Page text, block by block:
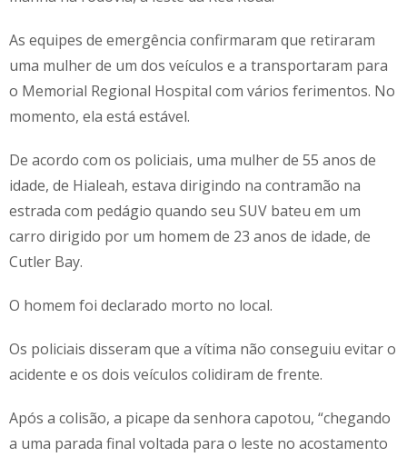
As equipes de emergência confirmaram que retiraram
uma mulher de um dos veículos e a transportaram para
o Memorial Regional Hospital com vários ferimentos. No
momento, ela está estável.
De acordo com os policiais, uma mulher de 55 anos de
idade, de Hialeah, estava dirigindo na contramão na
estrada com pedágio quando seu SUV bateu em um
carro dirigido por um homem de 23 anos de idade, de
Cutler Bay.
O homem foi declarado morto no local.
Os policiais disseram que a vítima não conseguiu evitar o
acidente e os dois veículos colidiram de frente.
Após a colisão, a picape da senhora capotou, “chegando
a uma parada final voltada para o leste no acostamento